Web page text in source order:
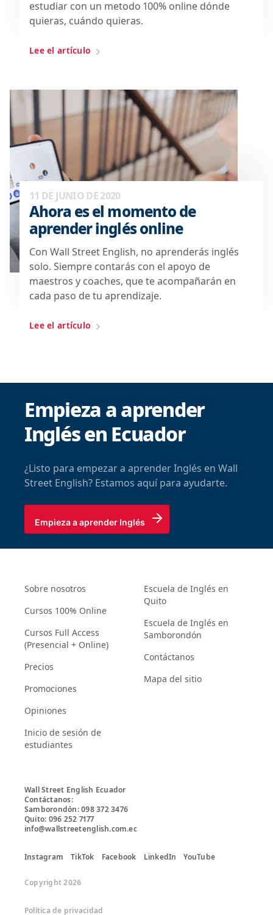
estudiar con un metodo 100% online dónde
quieras, cuándo quieras.
Lee el artículo
11 DE JUNIO DE 2020
Ahora es el momento de
aprender inglés online
Con Wall Street English, no aprenderás inglés
solo. Siempre contarás con el apoyo de
maestros y coaches, que te acompañarán en
cada paso de tu aprendizaje.
Lee el artículo
Empieza a aprender
Inglés en Ecuador
¿Listo para empezar a aprender Inglés en Wall
Street English? Estamos aquí para ayudarte.
Empieza a aprender Inglés
Sobre nosotros
Cursos 100% Online
Cursos Full Access
(Presencial + Online)
Precios
Promociones
Opiniones
Inicio de sesión de
estudiantes
Escuela de Inglés en
Quito
Escuela de Inglés en
Samborondón
Contáctanos
Mapa del sitio
Wall Street English Ecuador
Contáctanos:
Samborondón: 098 372 3476
Quito: 096 252 7177
info@wallstreetenglish.com.ec
Instagram TikTok Facebook LinkedIn YouTube
Copyright 2026
Política de privacidad